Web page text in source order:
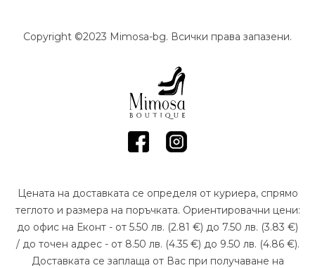
Copyright ©2023 Mimosa-bg. Всички права запазени.
Цената на доставката се определя от куриера, спрямо
теглото и размера на поръчката. Ориентировачни цени:
до офис на Еконт - от 5.50 лв. (2.81 €) до 7.50 лв. (3.83 €)
/ до точен адрес - от 8.50 лв. (4.35 €) до 9.50 лв. (4.86 €).
Доставката се заплаща от Вас при получаване на